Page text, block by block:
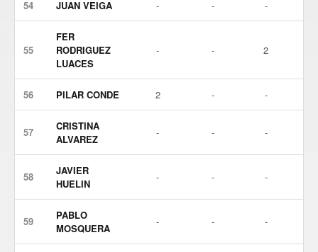
54 JUAN VEIGA - - -
55
FER
RODRIGUEZ
LUACES
- - 2
56 PILAR CONDE 2 - -
57
CRISTINA
ALVAREZ
- - -
58
JAVIER
HUELIN
- - -
59
PABLO
MOSQUERA
- - -